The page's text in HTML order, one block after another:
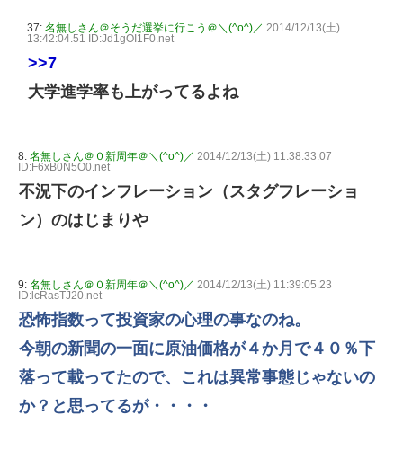
37: 名無しさん＠そうだ選挙に行こう＠＼(^o^)／ 2014/12/13(土)
13:42:04.51 ID:Jd1gOI1F0.net
>>7
大学進学率も上がってるよね
8: 名無しさん＠０新周年＠＼(^o^)／ 2014/12/13(土) 11:38:33.07
ID:F6xB0N5O0.net
不況下のインフレーション（スタグフレーショ
ン）のはじまりや
9: 名無しさん＠０新周年＠＼(^o^)／ 2014/12/13(土) 11:39:05.23
ID:lcRasTJ20.net
恐怖指数って投資家の心理の事なのね。
今朝の新聞の一面に原油価格が４か月で４０％下
落って載ってたので、これは異常事態じゃないの
か？と思ってるが・・・・